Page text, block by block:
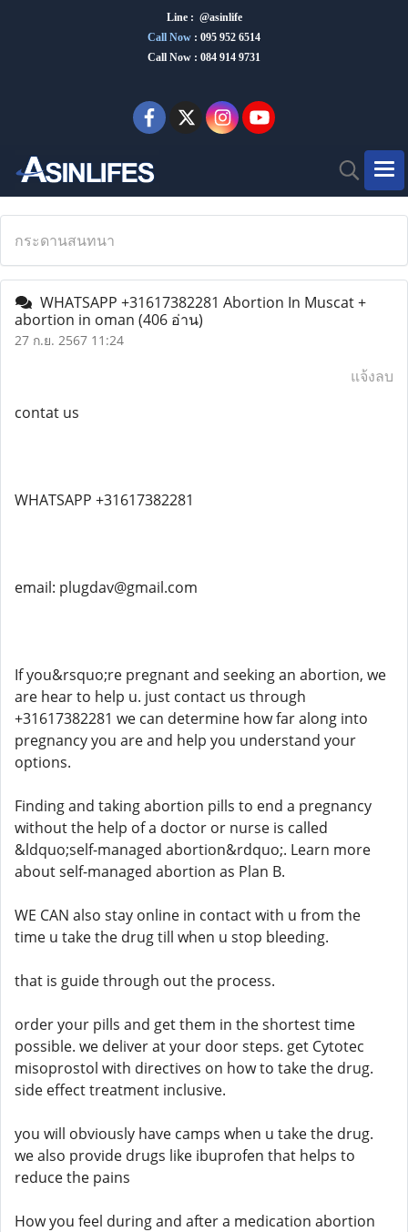
Line : @asinlife
Call Now : 095 952 6514
Call Now : 084 914 9731
กระดานสนทนา
WHATSAPP +31617382281 Abortion In Muscat +
abortion in oman (406 อ่าน)
27 ก.ย. 2567 11:24
แจ้งลบ
contat us
WHATSAPP +31617382281
email: plugdav@gmail.com
If you&rsquo;re pregnant and seeking an abortion, we
are hear to help u. just contact us through
+31617382281 we can determine how far along into
pregnancy you are and help you understand your
options.
Finding and taking abortion pills to end a pregnancy
without the help of a doctor or nurse is called
&ldquo;self-managed abortion&rdquo;. Learn more
about self-managed abortion as Plan B.
WE CAN also stay online in contact with u from the
time u take the drug till when u stop bleeding.
that is guide through out the process.
order your pills and get them in the shortest time
possible. we deliver at your door steps. get Cytotec
misoprostol with directives on how to take the drug.
side effect treatment inclusive.
you will obviously have camps when u take the drug.
we also provide drugs like ibuprofen that helps to
reduce the pains
How you feel during and after a medication abortion